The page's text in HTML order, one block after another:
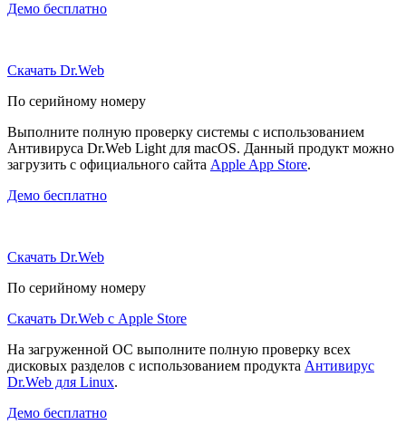
Демо бесплатно
Скачать Dr.Web
По серийному номеру
Выполните полную проверку системы с использованием
Антивируса Dr.Web Light для macOS. Данный продукт можно
загрузить с официального сайта Apple App Store.
Демо бесплатно
Скачать Dr.Web
По серийному номеру
Скачать Dr.Web с Apple Store
На загруженной ОС выполните полную проверку всех
дисковых разделов с использованием продукта Антивирус
Dr.Web для Linux.
Демо бесплатно